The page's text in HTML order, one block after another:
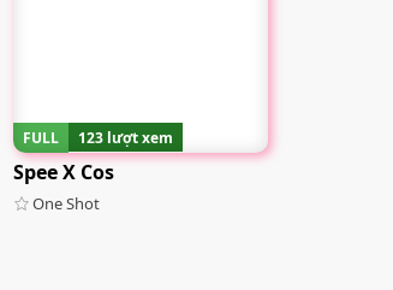
FULL 123 lượt xem
Spee X Cos
One Shot